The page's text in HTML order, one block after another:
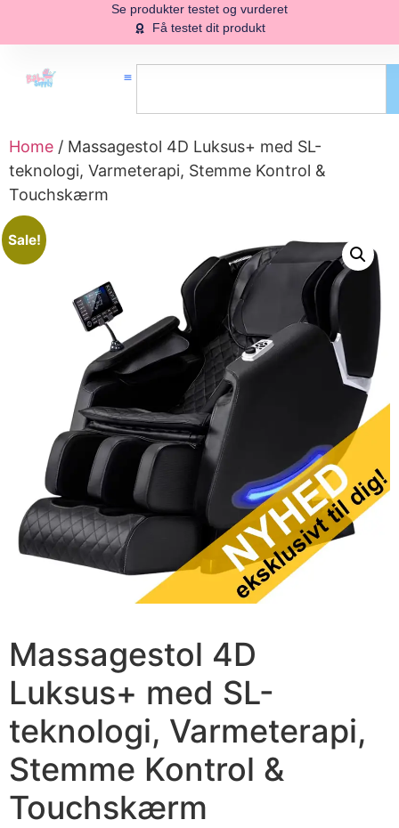
Se produkter testet og vurderet
Få testet dit produkt
Home / Massagestol 4D Luksus+ med SL-
teknologi, Varmeterapi, Stemme Kontrol &
Touchskærm
Sale!
Massagestol 4D
Luksus+ med SL-
teknologi, Varmeterapi,
Stemme Kontrol &
Touchskærm